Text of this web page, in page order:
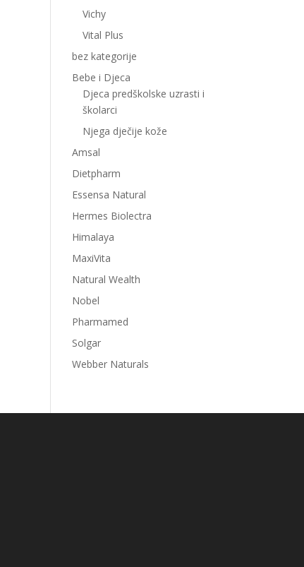
Vichy
Vital Plus
bez kategorije
Bebe i Djeca
Djeca predškolske uzrasti i
školarci
Njega dječije kože
Amsal
Dietpharm
Essensa Natural
Hermes Biolectra
Himalaya
MaxiVita
Natural Wealth
Nobel
Pharmamed
Solgar
Webber Naturals